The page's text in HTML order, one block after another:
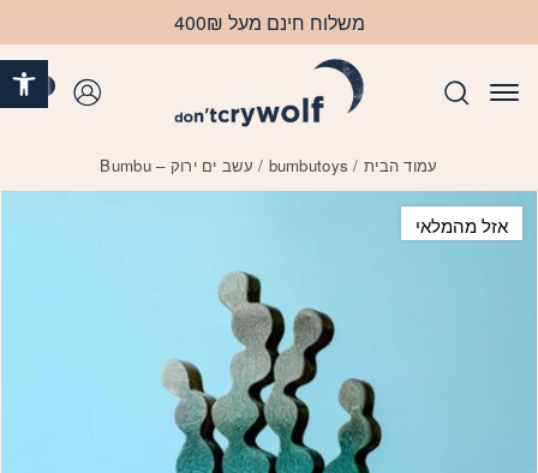
משלוח חינם מעל 400₪
עמוד הבית /
bumbutoys / עשב ים ירוק – Bumbu
אזל מהמלאי